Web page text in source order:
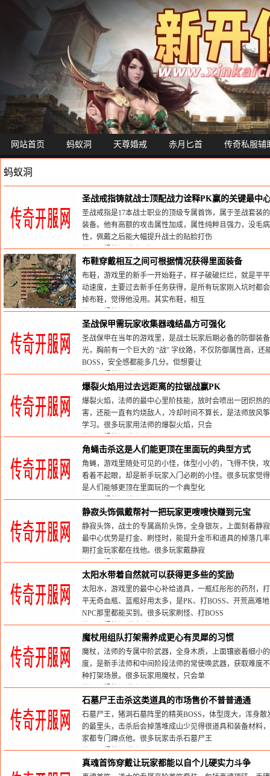
网站首页 蚂蚁洞 天尊婚戒 赤月匕首 传奇私服辅
蚂蚁洞
圣战戒指铸就战士顶配战力诠释PK赢的关键最中
圣战戒指是17本战士职业的顶级专属首饰，属于圣战套装
装备。他有高额的攻击属性加成，属性纯粹且强力，没毛
性，佩戴之后能大幅提升战士的贴脸打伤
栏目：蚂蚁洞发布时间:2026-07-22
布鞋穿戴相互之间可根据情况获得里面装备
布鞋，游戏里的新手一开始鞋子，样子破破烂烂，就是平
动速度，主要过去新手任务获得，是所有玩家刚入坑时都
掉布鞋，觉得他没用。其实布鞋，相互
栏目：蚂蚁洞发布时间:2026-05-31
圣战保甲需玩家收集器魂结晶方可强化
圣战保甲在当年的游戏里，是战士玩家后期必备的防御装
光，胸前有一个巨大的 “战” 字纹路，不仅防御属性高，
BOSS，安全感都能多几分。但想要让
栏目：蚂蚁洞发布时间:2026-05-31
爆裂火焰用过去远距离的拉锯战赢PK
爆裂火焰，法师的最中心里阶技能，放时会喷出一团炽热
害，还能一直有灼烧敌人，冷却时间不算长，是法师放风
学习。很多玩家用法师的爆裂火焰，只会
栏目：蚂蚁洞发布时间:2026-05-31
角蝇击杀这是人们能更顶在里面玩的典型方式
角蝇，游戏里随处可见的小怪，体型小小的，飞得不快，
看着不起眼，却是新手玩家入门必刷的小怪。很多玩家觉
是人们能够更顶在里面玩的一个典型化
栏目：蚂蚁洞发布时间:2026-05-31
静寂头饰佩戴帮衬一把玩家更嗖嗖快赚到元宝
静寂头饰，战士的专属高阶头饰，全身银灰，上面刻着静
最中心优势是打金、刷怪时，能提升金币和道具的掉落几
期打金玩家都在找他。很多玩家戴静寂
栏目：蚂蚁洞发布时间:2026-05-31
太阳水带着自然就可以获得更多些的奖励
太阳水，游戏里的最中心补给道具，一瓶红彤彤的药剂，
平无奇血瓶、蓝瓶好用太多，是PK、打BOSS、开荒高难
NPC那里都能买到。很多玩家刷怪、打BOSS
栏目：蚂蚁洞发布时间:2026-05-31
魔杖用组队打架需养成更心有灵犀的习惯
魔杖，法师的专属中阶武器，全身木质，上面镶嵌着细小
度，是新手法师和中间阶段法师的常使唤武器，获取难度
种打架场景。很多玩家用魔杖，只会单
栏目：蚂蚁洞发布时间:2026-05-31
石墓尸王击杀这类道具的市场售价不普普通通
石墓尸王，猪洞石墓阵里的精英BOSS，体型庞大，浑身
的最里头，击杀后会掉落堆成山少见得很道具和装备材料
家都专门蹲点他。很多玩家击杀石墓尸王
栏目：蚂蚁洞发布时间:2026-05-31
真魂首饰穿戴让玩家都能以自个儿硬实力斗争